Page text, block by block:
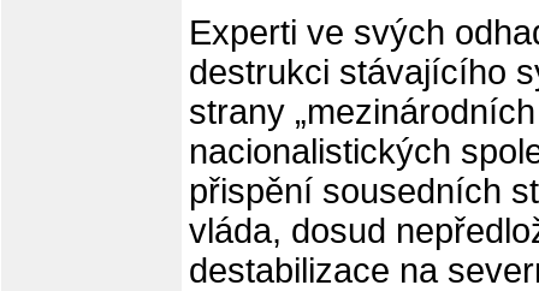
Experti ve svých
destrukci stávajícího
strany
nacionalistických
přispění sousedních
vláda, dosud
destabilizace na